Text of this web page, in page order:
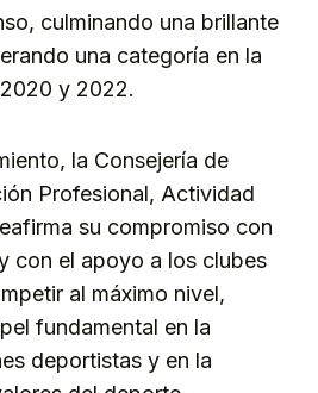
culminando una brillante
una categoría en la
y 2022.
la Consejería de
Profesional, Actividad
su compromiso con
con el apoyo a los clubes
al máximo nivel,
fundamental en la
deportistas y en la